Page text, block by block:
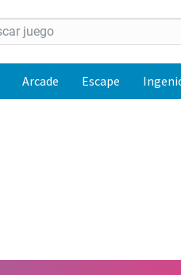
Arcade Escape